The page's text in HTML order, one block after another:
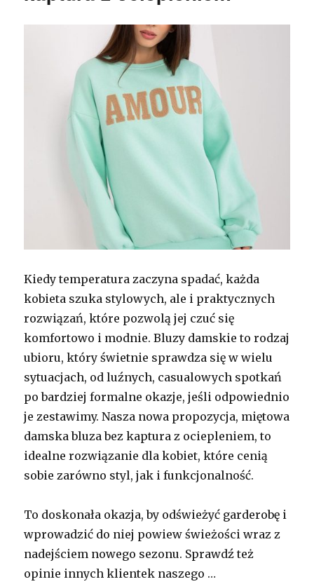
Kiedy temperatura zaczyna spadać, każda
kobieta szuka stylowych, ale i praktycznych
rozwiązań, które pozwolą jej czuć się
komfortowo i modnie. Bluzy damskie to rodzaj
ubioru, który świetnie sprawdza się w wielu
sytuacjach, od luźnych, casualowych spotkań
po bardziej formalne okazje, jeśli odpowiednio
je zestawimy. Nasza nowa propozycja, miętowa
damska bluza bez kaptura z ociepleniem, to
idealne rozwiązanie dla kobiet, które cenią
sobie zarówno styl, jak i funkcjonalność.
To doskonała okazja, by odświeżyć garderobę i
wprowadzić do niej powiew świeżości wraz z
nadejściem nowego sezonu. Sprawdź też
opinie innych klientek naszego …